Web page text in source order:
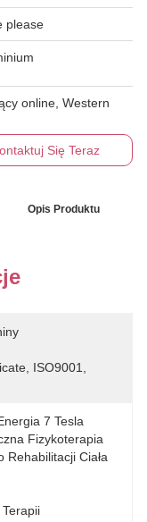
please
online, Western
Się Teraz
Opis Produktu
ISO9001,
7 Tesla
Fizykoterapia
Rehabilitacji Ciała